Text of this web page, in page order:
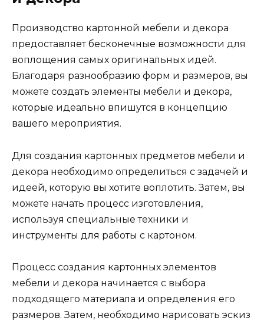
Производство картонной мебели и декора
предоставляет бесконечные возможности для
воплощения самых оригинальных идей.
Благодаря разнообразию форм и размеров, вы
можете создать элементы мебели и декора,
которые идеально впишутся в концепцию
вашего мероприятия.
Для создания картонных предметов мебели и
декора необходимо определиться с задачей и
идеей, которую вы хотите воплотить. Затем, вы
можете начать процесс изготовления,
используя специальные техники и
инструменты для работы с картоном.
Процесс создания картонных элементов
мебели и декора начинается с выбора
подходящего материала и определения его
размеров. Затем, необходимо нарисовать эскиз